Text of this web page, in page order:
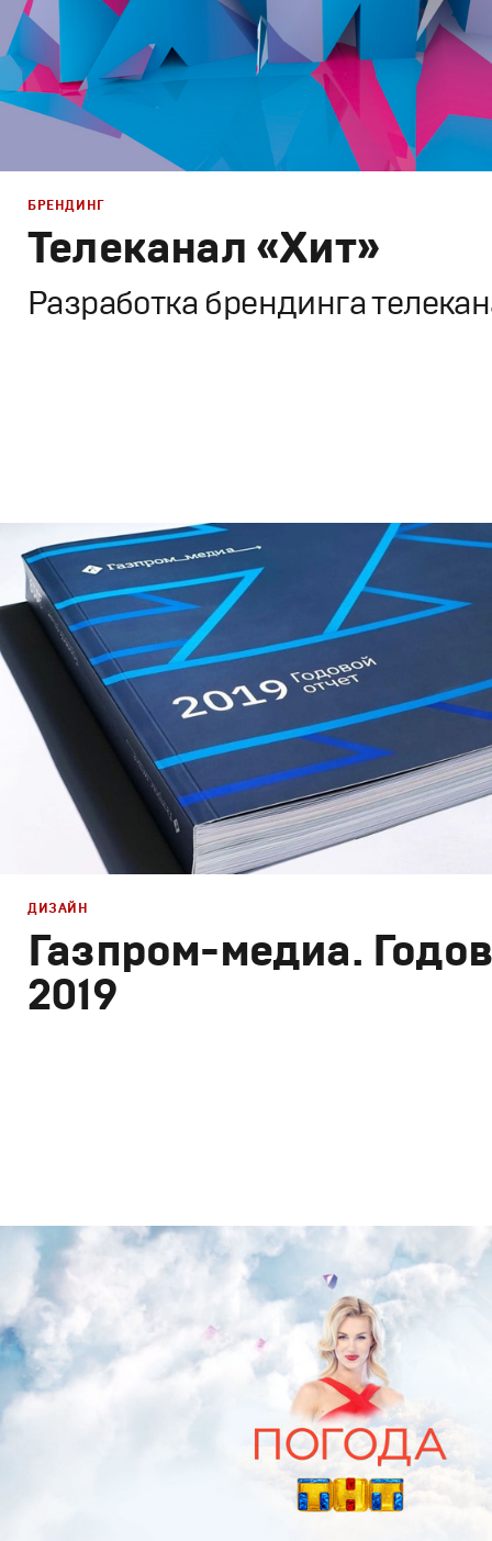
Телеканал «Хит»
Разработка брендинга
Дизайн
Графический дизайн,Моушн-дизайн
БРЕНДИНГ
Газпром-медиа.
2019
Дизайн
Графический дизайн
ДИЗАЙН